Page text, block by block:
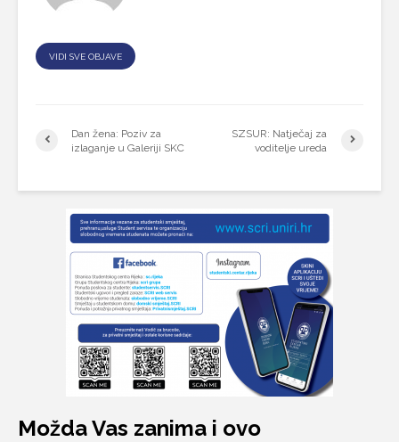
VIDI SVE OBJAVE
Dan žena: Poziv za
izlaganje u Galeriji SKC
SZSUR: Natječaj za
voditelje ureda
Možda Vas zanima i ovo